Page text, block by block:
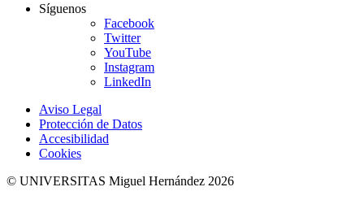
Síguenos
Facebook
Twitter
YouTube
Instagram
LinkedIn
Aviso Legal
Protección de Datos
Accesibilidad
Cookies
© UNIVERSITAS Miguel Hernández 2026